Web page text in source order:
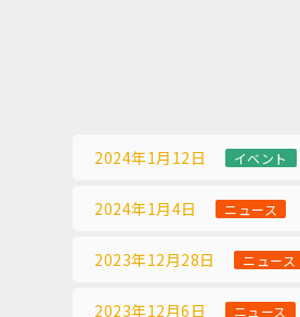
2024年1月12日 イベント
2024年1月4日 ニュース
2023年12月28日 ニュース
2023年12月6日 ニュース